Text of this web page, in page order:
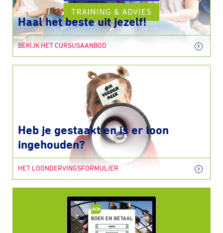
Haal het beste uit jezelf!
BEKIJK HET CURSUSAANBOD
Heb je gestaakt en is er loon
ingehouden?
HET LOONDERVINGSFORMULIER